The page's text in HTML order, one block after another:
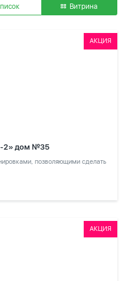
Витрина
АКЦИЯ
2» дом №35
позволяющими сделать
АКЦИЯ